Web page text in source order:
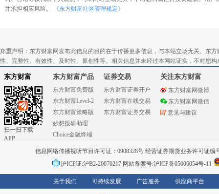
并承担相应风险。
《东方财富社区管理规定》
郑重声明：东方财富网发布此信息的目的在于传播更多信息，与本站立场无关。东
性、完整性、有效性、及时性、原创性等。相关信息并未经过本网站证实，不对您
东方财富
扫一扫下载
APP
东方财富产品
东方财富免费版
东方财富Level-2
东方财富策略版
妙想投研助理
Choice金融终端
证券交易
东方财富证券开户
东方财富在线交易
东方财富证券交易
关注东方财富
东方财富网微博
东方财富网微信
意见与建议
信息网络传播视听节目许可证：0908328号 经营证券期货业务许可证编
沪ICP证:沪B2-20070217 网站备案号:沪ICP备05006054号-11
关于我们 可持续发展 广告服务 供应商平台